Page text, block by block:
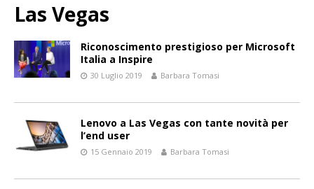
Las Vegas
Riconoscimento prestigioso per Microsoft
Italia a Inspire
30 Luglio 2019 Barbara Tomasi
Lenovo a Las Vegas con tante novità per
l’end user
15 Gennaio 2019 Barbara Tomasi